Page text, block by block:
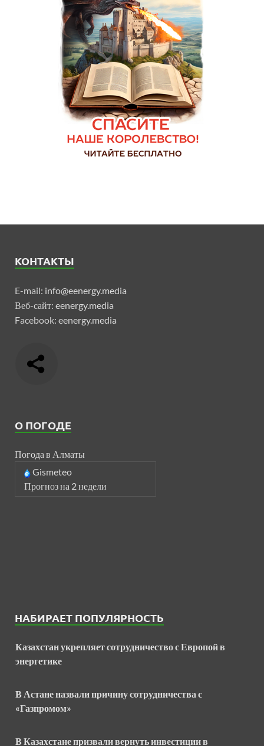
КОНТАКТЫ
E-mail: info@eenergy.media
Веб-сайт: eenergy.media
Facebook: eenergy.media
О ПОГОДЕ
Погода в Алматы
Gismeteo
Прогноз на 2 недели
НАБИРАЕТ ПОПУЛЯРНОСТЬ
Казахстан укрепляет сотрудничество с Европой в
энергетике
В Астане назвали причину сотрудничества с
«Газпромом»
В Казахстане призвали вернуть инвестиции в